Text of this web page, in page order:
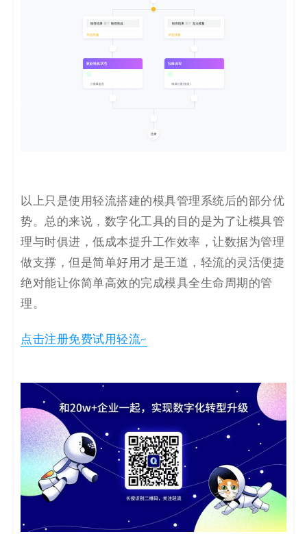
以上只是使用轻流搭建的模具管理系统后的部分优
势。 总的来说，数字化工具的目的是为了让模具管
理与时俱进，低成本提升工作效率，让数据为管理
做支撑，但是简单好用才是王道，轻流的灵活便捷
绝对能让你简单高效的完成模具全生命周期的管
理。
点击注册免费试用轻流~